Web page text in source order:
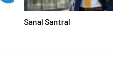
Sanal Santral